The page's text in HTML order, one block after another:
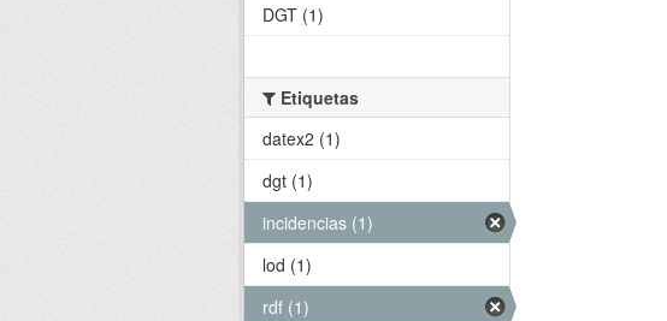
DGT (1)
Etiquetas
datex2 (1)
dgt (1)
incidencias (1)
lod (1)
rdf (1)